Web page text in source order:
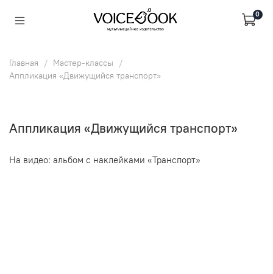
0
Главная
Мастер-классы
Аппликация «Движущийся транспорт»
Аппликация «Движущийся транспорт»
На видео: альбом с наклейками «Транспорт»